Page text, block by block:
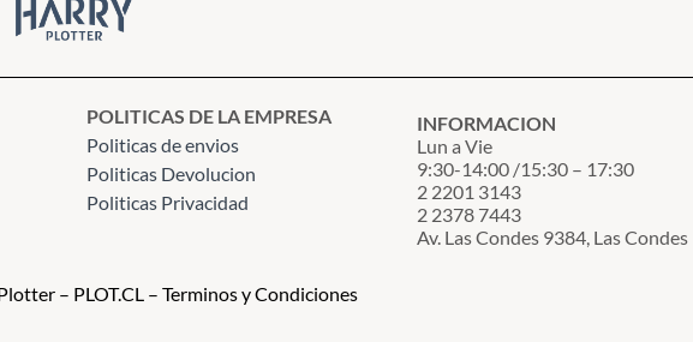
POLITICAS DE LA EMPRESA
Politicas de envios
Politicas Devolucion
Politicas Privacidad
INFORMACION
Lun a Vie
9:30-14:00 /15:30 – 17:30
2 2201 3143
2 2378 7443
Av. Las Condes 9384, Las Condes
– PLOT.CL – Terminos y Condiciones